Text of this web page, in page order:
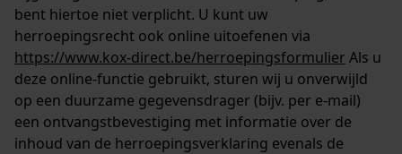
bent hiertoe niet verplicht. U kunt uw
herroepingsrecht ook online uitoefenen via
https://www.kox-direct.be/herroepingsformulier Als u
deze online-functie gebruikt, sturen wij u onverwijld
op een duurzame gegevensdrager (bijv. per e-mail)
een ontvangstbevestiging met informatie over de
inhoud van de herroepingsverklaring evenals de